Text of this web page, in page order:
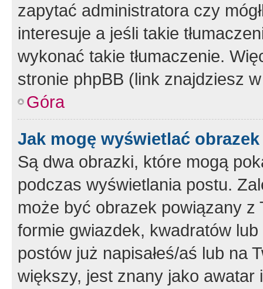
zapytać administratora czy
interesuje a jeśli takie
wykonać takie tłumaczenie.
stronie phpBB (link znajdziesz
Góra
Jak mogę wyświetlać
Są dwa obrazki, które mogą
podczas wyświetlania postu.
może być obrazek powiązany z
formie gwiazdek, kwadratów
postów już napisałeś/aś lub na
większy, jest znany jako